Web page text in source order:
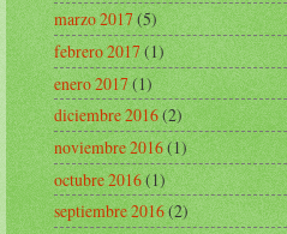
marzo 2017(5)
febrero 2017(1)
enero 2017(1)
diciembre 2016(2)
noviembre 2016(1)
octubre 2016(1)
septiembre 2016(2)